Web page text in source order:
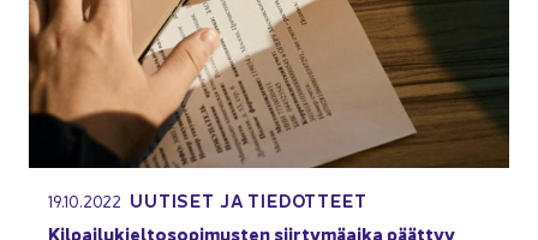
19.10.2022 UU­TI­SET JA TIE­DOT­TEET
Kil­pai­lu­kiel­to­so­pi­mus­ten siir­ty­mä­ai­ka päät­tyy